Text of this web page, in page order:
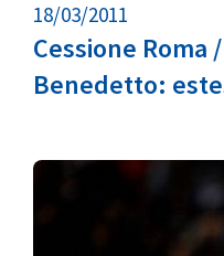
18/03/2011
Cessione Roma
Benedetto: